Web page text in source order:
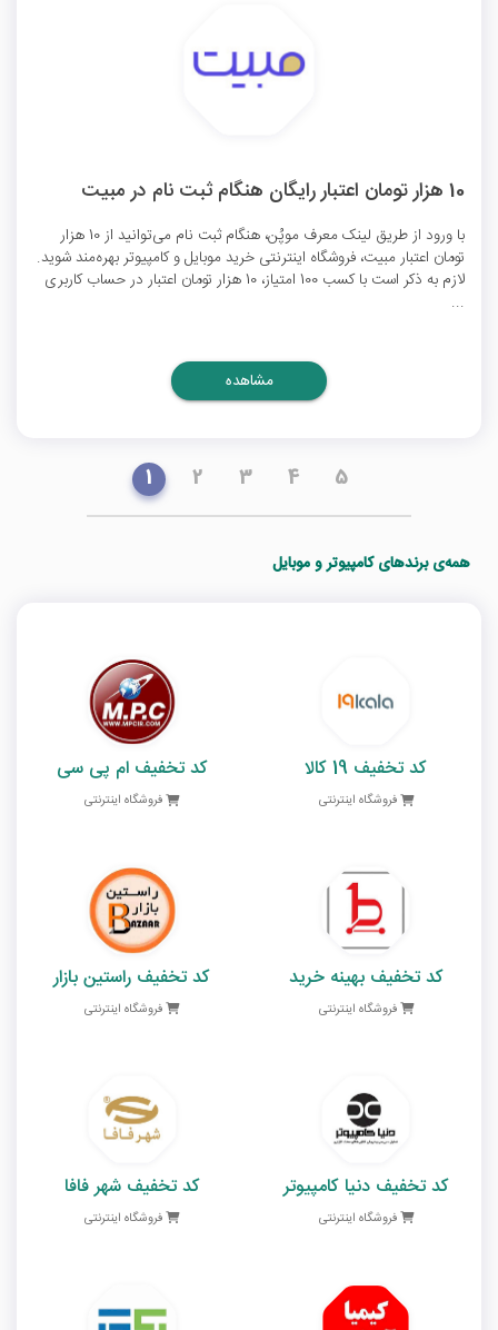
10 هزار تومان اعتبار رایگان هنگام ثبت نام در مبیت
با ورود از طریق لینک معرف موپُن، هنگام ثبت نام می‌توانید از 10 هزار
تومان اعتبار مبیت، فروشگاه اینترنتی خرید موبایل و کامپیوتر بهره‌مند شوید.
لازم به ذکر است با کسب 100 امتیاز، 10 هزار تومان اعتبار در حساب کاربری
...
مشاهده
1 2 3 4 5
همه‌ی برندهای کامپیوتر و موبایل
کد تخفیف 19 کالا
فروشگاه اینترنتی
کد تخفیف ام پی سی
فروشگاه اینترنتی
کد تخفیف بهینه خرید
فروشگاه اینترنتی
کد تخفیف راستین بازار
فروشگاه اینترنتی
کد تخفیف دنیا کامپیوتر
فروشگاه اینترنتی
کد تخفیف شهر فافا
فروشگاه اینترنتی